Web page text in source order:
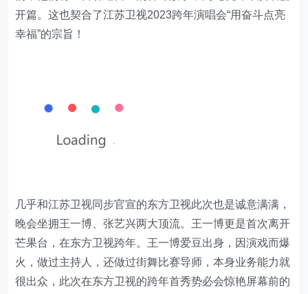
开篇。这也契合了江苏卫视2023跨年演唱会“用奋斗点亮
幸福”的宗旨！
几乎和江苏卫视同步官宣的东方卫视此次也是诚意满满，
晚会坐拥王一博、张艺兴两大顶流。王一博更是首次离开
芒果台，在东方卫视跨年。王一博爱豆出身，因演戏而爆
火，做过主持人，还做过街舞比赛导师，本身业务能力就
很出众，此次在东方卫视的跨年首秀势必会惊艳屏幕前的